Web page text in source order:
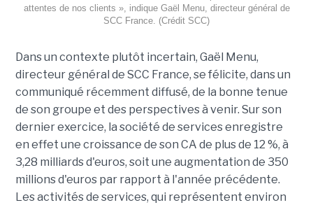
attentes de nos clients », indique Gaël Menu, directeur général de
SCC France. (Crédit SCC)
Dans un contexte plutôt incertain, Gaël Menu,
directeur général de SCC France, se félicite, dans un
communiqué récemment diffusé, de la bonne tenue
de son groupe et des perspectives à venir. Sur son
dernier exercice, la société de services enregistre
en effet une croissance de son CA de plus de 12 %, à
3,28 milliards d'euros, soit une augmentation de 350
millions d'euros par rapport à l'année précédente.
Les activités de services, qui représentent environ